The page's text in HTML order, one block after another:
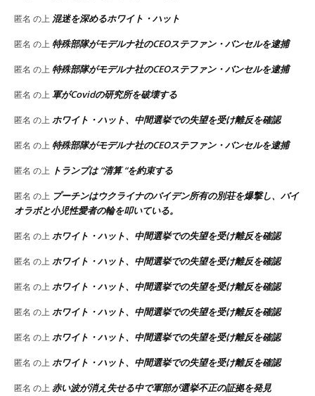
匿名 の上 混迷を深めるホワイト・ハット
匿名 の上 特殊部隊がモデルナ社のCEOステファン・バンセルを逮捕
匿名 の上 特殊部隊がモデルナ社のCEOステファン・バンセルを逮捕
匿名 の上 軍がCovidの研究所を破壊する
匿名 の上 ホワイト・ハット、中間選挙での失望を受け離反を確認
匿名 の上 特殊部隊がモデルナ社のCEOステファン・バンセルを逮捕
匿名 の上 トランプは “清算 “を約束する
匿名 の上 プーチンはウクライナのバイデン所有の別荘を爆撃し、バイ
オラボと小児性愛者の輪を叩いている。
匿名 の上 ホワイト・ハット、中間選挙での失望を受け離反を確認
匿名 の上 ホワイト・ハット、中間選挙での失望を受け離反を確認
匿名 の上 ホワイト・ハット、中間選挙での失望を受け離反を確認
匿名 の上 ホワイト・ハット、中間選挙での失望を受け離反を確認
匿名 の上 ホワイト・ハット、中間選挙での失望を受け離反を確認
匿名 の上 ホワイト・ハット、中間選挙での失望を受け離反を確認
匿名 の上 赤い波が消え失せる中で軍部が選挙不正の証拠を発見